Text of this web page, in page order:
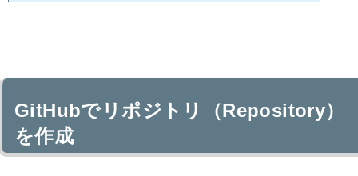
GitHubでリポジトリ（Repository）
を作成